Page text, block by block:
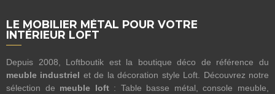
LE MOBILIER MÉTAL POUR VOTRE
INTÉRIEUR LOFT
Depuis 2008, Loftboutik est la boutique déco de référence du
meuble industriel et de la décoration style Loft. Découvrez notre
sélection de meuble loft: Table basse métal, console meuble,